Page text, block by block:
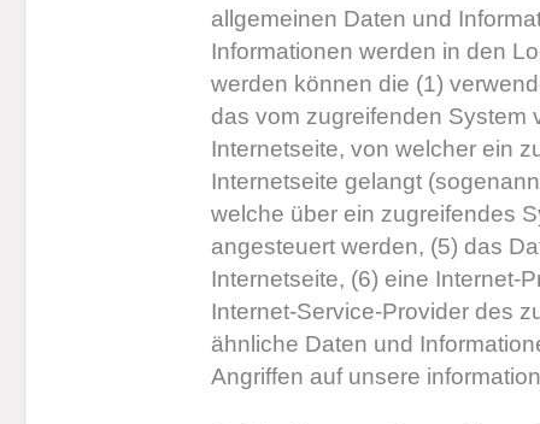
allgemeinen Daten und
Informationen werden in den
werden können die (1)
das vom zugreifenden System
Internetseite, von welcher ein
Internetseite gelangt
welche über ein zugreifendes
angesteuert werden, (5) das
Internetseite, (6) eine Internet-
Internet-Service-Provider des
ähnliche Daten und
Angriffen auf unsere